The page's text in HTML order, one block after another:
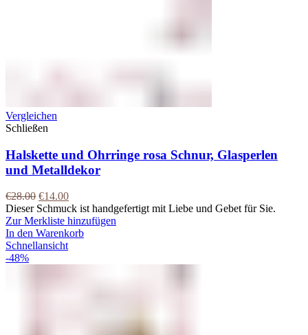
Vergleichen
Schließen
Halskette und Ohrringe rosa Schnur, Glasperlen
und Metalldekor
€28.00 €14.00
Dieser Schmuck ist handgefertigt mit Liebe und Gebet für Sie.
Zur Merkliste hinzufügen
In den Warenkorb
Schnellansicht
-48%